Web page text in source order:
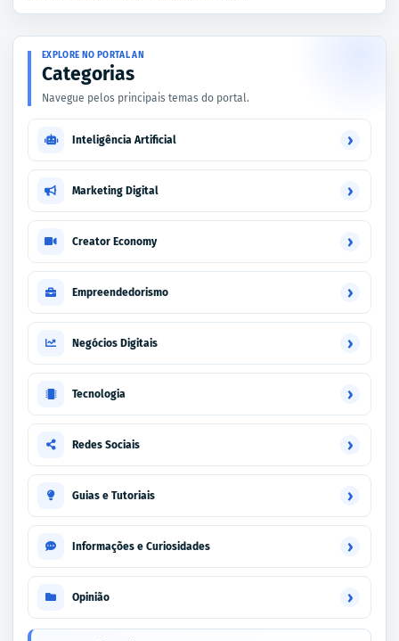
EXPLORE NO PORTAL AN
Categorias
Navegue pelos principais temas do portal.
Inteligência Artificial ›
Marketing Digital ›
Creator Economy ›
Empreendedorismo ›
Negócios Digitais ›
Tecnologia ›
Redes Sociais ›
Guias e Tutoriais ›
Informações e Curiosidades ›
Opinião ›